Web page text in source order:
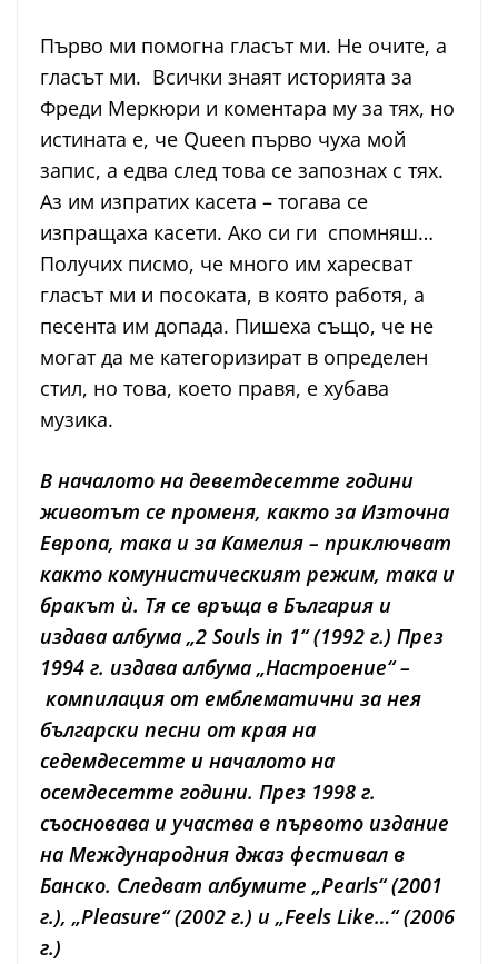
Първо ми помогна гласът ми. Не очите, а
гласът ми. Всички знаят историята за
Фреди Меркюри и коментара му за тях, но
истината е, че Queen първо чуха мой
запис, а едва след това се запознах с тях.
Аз им изпратих касета – тогава се
изпращаха касети. Ако си ги спомняш…
Получих писмо, че много им харесват
гласът ми и посоката, в която работя, а
песента им допада. Пишеха също, че не
могат да ме категоризират в определен
стил, но това, което правя, е хубава
музика.
В началото на деветдесетте години
животът се променя, както за Източна
Европа, така и за Камелия – приключват
както комунистическият режим, така и
бракът ѝ. Тя се връща в България и
издава албума „2 Souls in 1“ (1992 г.) През
1994 г. издава албума „Настроение“–
компилация от емблематични за нея
български песни от края на
седемдесетте и началото на
осемдесетте години. През 1998 г.
съосновава и участва в първото издание
на Международния джаз фестивал в
Банско. Следват албумите „Pearls“ (2001
г.), „Pleasure“ (2002 г.) и „Feels Like…“ (2006
г.)